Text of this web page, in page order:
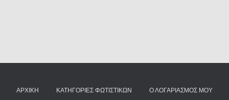
ΑΡΧΙΚΉ ΚΑΤΗΓΟΡΊΕΣ ΦΩΤΙΣΤΙΚΏΝ Ο ΛΟΓΑΡΙΑΣΜΌΣ ΜΟΥ